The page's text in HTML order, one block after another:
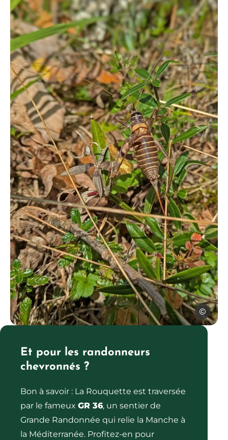
Espace Naturel Sensible de la lande de la Borie, © SPL
SPL
Et pour les randonneurs
chevronnés ?
Bon à savoir : La Rouquette est traversée
par le fameux GR 36, un sentier de
Grande Randonnée qui relie la Manche à
la Méditerranée. Profitez-en pour